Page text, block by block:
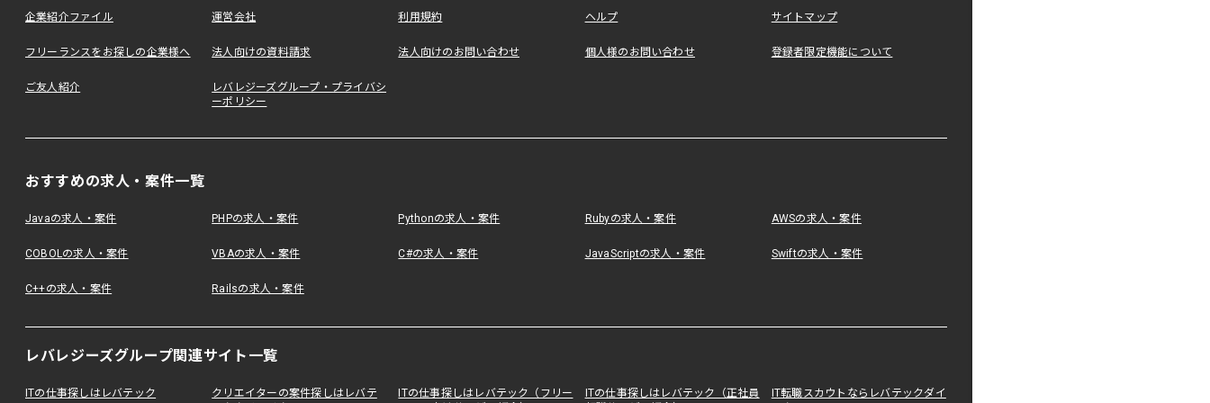
企業紹介ファイル 運営会社 利用規約 ヘルプ サイトマップ
フリーランスをお探しの企業様へ 法人向けの資料請求 法人向けのお問い合わせ 個人様のお問い合わせ 登録者限定機能について
ご友人紹介
レバレジーズグループ・プライバシ
ーポリシー
おすすめの求人・案件一覧
Javaの求人・案件 PHPの求人・案件 Pythonの求人・案件 Rubyの求人・案件 AWSの求人・案件
COBOLの求人・案件 VBAの求人・案件 C#の求人・案件 JavaScriptの求人・案件 Swiftの求人・案件
C++の求人・案件 Railsの求人・案件
レバレジーズグループ関連サイト一覧
ITの仕事探しはレバテック
クリエイターの案件探しはレバテ
ITの仕事探しはレバテック（フリー
ITの仕事探しはレバテック（正社員
IT転職スカウトならレバテックダイ